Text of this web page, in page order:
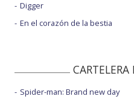
Digger
En el corazón de la bestia
CARTELERA
Spider-man: Brand new day